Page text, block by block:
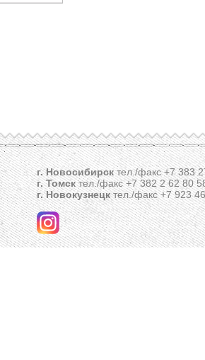
г. Новосибирсктел./факс +7 383
г. Томсктел./факс +7 382 2 62 80
г. Новокузнецктел./факс +7 923